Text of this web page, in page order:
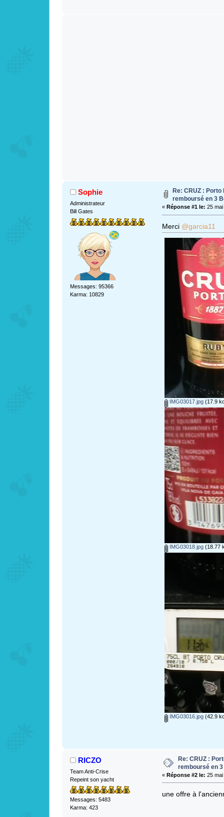
Sophie
Administrateur
Bill Gates
Messages: 95366
Karma: 10829
Re: CRUZ :
remboursé en 3
« Réponse #1 le: 25
Merci @garcia11
IMG03017.jpg(17.9
IMG03018.jpg(18.77
IMG03016.jpg(42.9
RICZO
Team Anti-Crise
Repeint son yacht
Messages: 5483
Karma: 423
Re: CRUZ :
remboursé en
« Réponse #2 le: 25
une offre à